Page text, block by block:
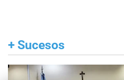
+ Sucesos